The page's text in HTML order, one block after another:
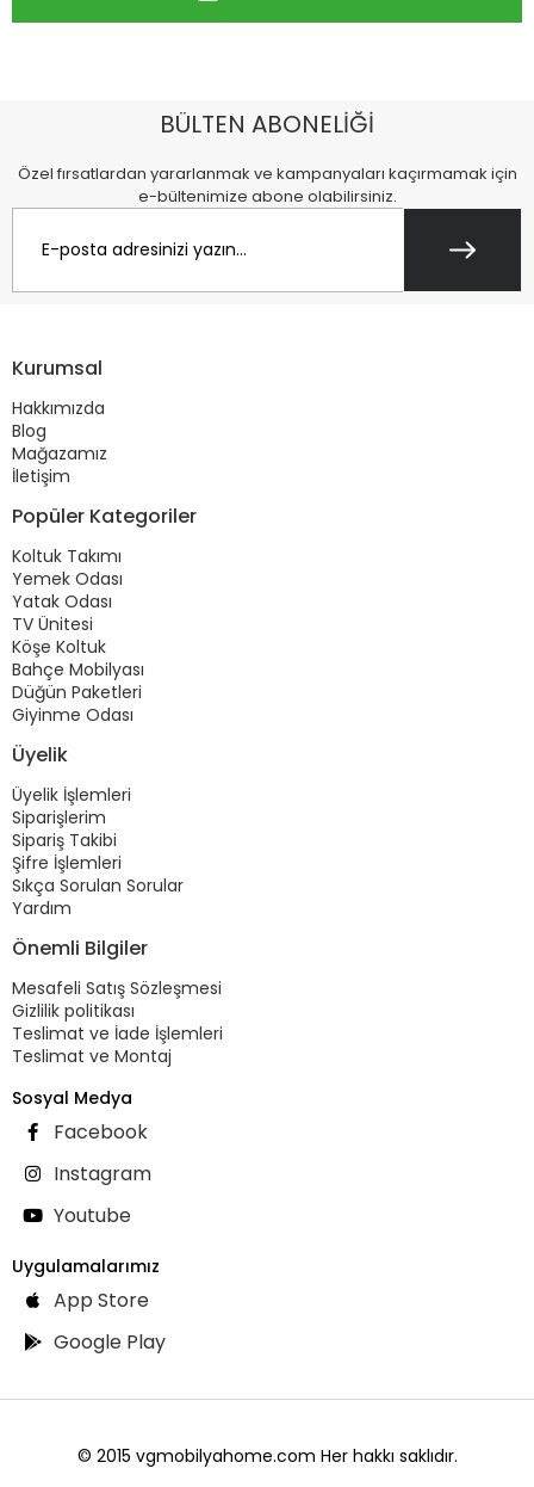
BÜLTEN ABONELİĞİ
Özel fırsatlardan yararlanmak ve kampanyaları kaçırmamak için
e-bültenimize abone olabilirsiniz.
Kurumsal
Hakkımızda
Blog
Mağazamız
İletişim
Popüler Kategoriler
Koltuk Takımı
Yemek Odası
Yatak Odası
TV Ünitesi
Köşe Koltuk
Bahçe Mobilyası
Düğün Paketleri
Giyinme Odası
Üyelik
Üyelik İşlemleri
Siparişlerim
Sipariş Takibi
Şifre İşlemleri
Sıkça Sorulan Sorular
Yardım
Önemli Bilgiler
Mesafeli Satış Sözleşmesi
Gizlilik politikası
Teslimat ve İade İşlemleri
Teslimat ve Montaj
Sosyal Medya
Facebook
Instagram
Youtube
Uygulamalarımız
App Store
Google Play
© 2015 vgmobilyahome.com Her hakkı saklıdır.